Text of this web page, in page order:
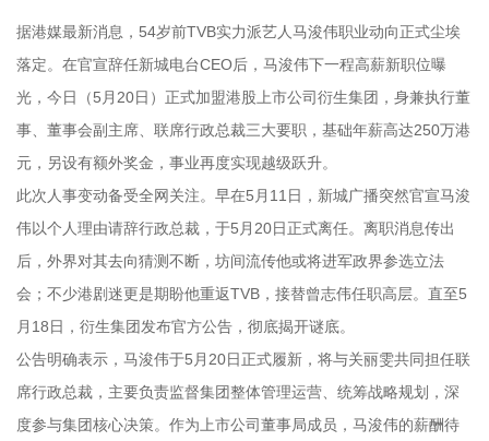
据港媒最新消息，54岁前TVB实力派艺人马浚伟职业动向正式尘埃
落定。在官宣辞任新城电台CEO后，马浚伟下一程高薪新职位曝
光，今日（5月20日）正式加盟港股上市公司衍生集团，身兼执行董
事、董事会副主席、联席行政总裁三大要职，基础年薪高达250万港
元，另设有额外奖金，事业再度实现越级跃升。
此次人事变动备受全网关注。早在5月11日，新城广播突然官宣马浚
伟以个人理由请辞行政总裁，于5月20日正式离任。离职消息传出
后，外界对其去向猜测不断，坊间流传他或将进军政界参选立法
会；不少港剧迷更是期盼他重返TVB，接替曾志伟任职高层。直至5
月18日，衍生集团发布官方公告，彻底揭开谜底。
公告明确表示，马浚伟于5月20日正式履新，将与关丽雯共同担任联
席行政总裁，主要负责监督集团整体管理运营、统筹战略规划，深
度参与集团核心决策。作为上市公司董事局成员，马浚伟的薪酬待